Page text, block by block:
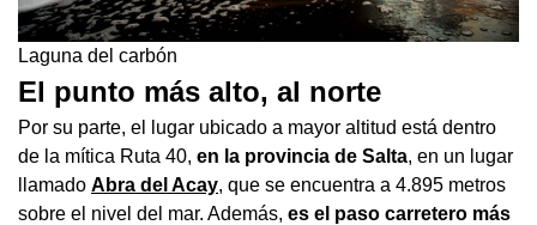
Laguna del carbón
El punto más alto, al norte
Por su parte, el lugar ubicado a mayor altitud está dentro
de la mítica Ruta 40, en la provincia de Salta, en un lugar
llamado Abra del Acay, que se encuentra a 4.895 metros
sobre el nivel del mar. Además, es el paso carretero más